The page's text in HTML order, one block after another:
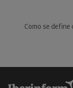
Como se define